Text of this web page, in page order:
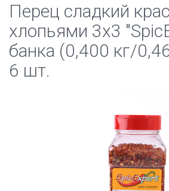
Перец сладкий
хлопьями 3х3
банка (0,400 кг/
6 шт.